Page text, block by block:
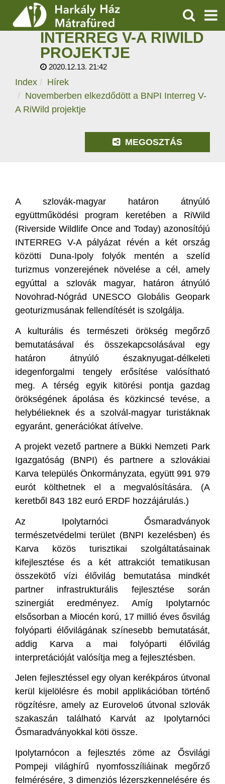
SZOLGÁLTATÁSOK
PROGRAMOK
HÍREK
KERESÉS
NOVEMBERBEN
ELKEZDŐDÖTT A BNPI
INTERREG V-A RIWILD
PROJEKTJE
2020.12.13. 21:42
Index
Hírek
Novemberben elkezdődött a BNPI Interreg V-
A RiWild projektje
MEGOSZTÁS
A szlovák-magyar határon átnyúló
együttműködési program keretében a RiWild
(Riverside Wildlife Once and Today) azonosítójú
INTERREG V-A pályázat révén a két ország
közötti Duna-Ipoly folyók mentén a szelíd
turizmus vonzerejének növelése a cél, amely
egyúttal a szlovák magyar, határon átnyúló
Novohrad-Nógrád UNESCO Globális Geopark
geoturizmusának fellendítését is szolgálja.
A kulturális és természeti örökség megőrző
bemutatásával és összekapcsolásával egy
határon átnyúló északnyugat-délkeleti
idegenforgalmi tengely erősítése valósítható
meg. A térség egyik kitörési pontja gazdag
örökségének ápolása és közkincsé tevése, a
helybélieknek és a szolvál-magyar turistáknak
egyaránt, generációkat átívelve.
A projekt vezető partnere a Bükki Nemzeti Park
Igazgatóság (BNPI) és partnere a szlovákiai
Karva település Önkormányzata, együtt 991 979
eurót költhetnek el a megvalósítására. (A
keretből 843 182 euró ERDF hozzájárulás.)
Az Ipolytarnóci Ősmaradványok
természetvédelmi terület (BNPI kezelésben) és
Karva közös turisztikai szolgáltatásainak
kifejlesztése és a két attrakciót tematikusan
összekötő vízi élővilág bemutatása mindkét
partner infrastrukturális fejlesztése során
szinergiát eredményez. Amíg Ipolytarnóc
elsősorban a Miocén korú, 17 millió éves ősvilág
folyóparti élővilágának színesebb bemutatását,
addig Karva a mai folyóparti élővilág
interpretációját valósítja meg a fejlesztésben.
Jelen fejlesztéssel egy olyan kerékpáros útvonal
kerül kijelölésre és mobil applikációban történő
rögzítésre, amely az Eurovelo6 útvonal szlovák
szakaszán található Karvát az Ipolytarnóci
Ősmaradványokkal köti össze.
Ipolytarnócon a fejlesztés zöme az Ősvilági
Pompeji világhírű nyomfosszíliáinak megőrző
felmérésére, 3 dimenziós lézerszkennelésére és